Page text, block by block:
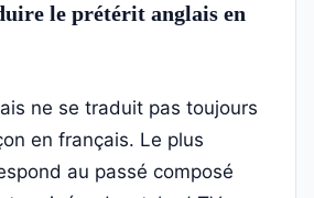
le prétérit anglais en
ne se traduit pas toujours
en français. Le plus
au passé composé